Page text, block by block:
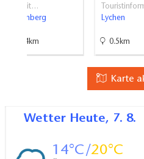
Freizeit…
Mildenberg
19.4km
Lychen
0.5km
Karte
Wetter Heute, 7. 8.
14 20